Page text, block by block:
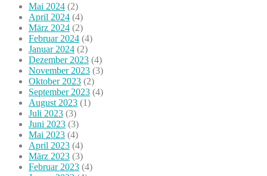
Mai 2024 (2)
April 2024 (4)
März 2024 (2)
Februar 2024 (4)
Januar 2024 (2)
Dezember 2023 (4)
November 2023 (3)
Oktober 2023 (2)
September 2023 (4)
August 2023 (1)
Juli 2023 (3)
Juni 2023 (3)
Mai 2023 (4)
April 2023 (4)
März 2023 (3)
Februar 2023 (4)